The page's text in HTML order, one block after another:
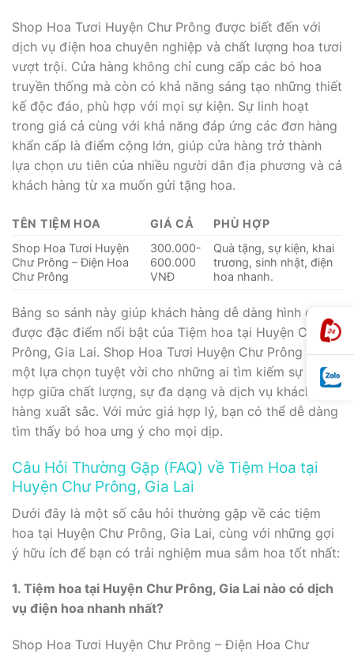
Shop Hoa Tươi Huyện Chư Prông được biết đến với
dịch vụ điện hoa chuyên nghiệp và chất lượng hoa tươi
vượt trội. Cửa hàng không chỉ cung cấp các bó hoa
truyền thống mà còn có khả năng sáng tạo những thiết
kế độc đáo, phù hợp với mọi sự kiện. Sự linh hoạt
trong giá cả cùng với khả năng đáp ứng các đơn hàng
khẩn cấp là điểm cộng lớn, giúp cửa hàng trở thành
lựa chọn ưu tiên của nhiều người dân địa phương và cả
khách hàng từ xa muốn gửi tặng hoa.
TÊN TIỆM HOA GIÁ CẢ
PHÙ HỢP
Shop Hoa Tươi Huyện
Chư Prông – Điện Hoa
Chư Prông
300.000-
600.000
VNĐ
Quà tặng, sự kiện, khai
trương, sinh nhật, điện
hoa nhanh.
Bảng so sánh này giúp khách hàng dễ dàng hình dung
được đặc điểm nổi bật của Tiệm hoa tại Huyện Chư
Prông, Gia Lai. Shop Hoa Tươi Huyện Chư Prông là
một lựa chọn tuyệt vời cho những ai tìm kiếm sự kết
hợp giữa chất lượng, sự đa dạng và dịch vụ khách
hàng xuất sắc. Với mức giá hợp lý, bạn có thể dễ dàng
tìm thấy bó hoa ưng ý cho mọi dịp.
Câu Hỏi Thường Gặp (FAQ) về Tiệm Hoa tại
Huyện Chư Prông, Gia Lai
Dưới đây là một số câu hỏi thường gặp về các tiệm
hoa tại Huyện Chư Prông, Gia Lai, cùng với những gợi
ý hữu ích để bạn có trải nghiệm mua sắm hoa tốt nhất:
1. Tiệm hoa tại Huyện Chư Prông, Gia Lai nào có dịch
vụ điện hoa nhanh nhất?
Shop Hoa Tươi Huyện Chư Prông – Điện Hoa Chư